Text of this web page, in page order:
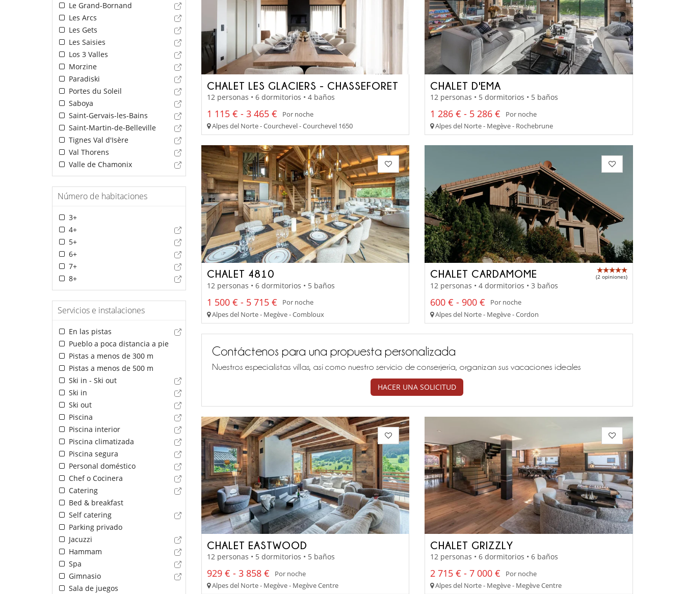
Le Grand-Bornand
Les Arcs
Les Gets
Les Saisies
Los 3 Valles
Morzine
Paradiski
Portes du Soleil
Saboya
Saint-Gervais-les-Bains
Saint-Martin-de-Belleville
Tignes Val d'Isère
Val Thorens
Valle de Chamonix
Número de habitaciones
3+
4+
5+
6+
7+
8+
Servicios e instalaciones
En las pistas
Pueblo a poca distancia a pie
Pistas a menos de 300 m
Pistas a menos de 500 m
Ski in - Ski out
Ski in
Ski out
Piscina
Piscina interior
Piscina climatizada
Piscina segura
Personal doméstico
Chef o Cocinera
Catering
Bed & breakfast
Self catering
Parking privado
Jacuzzi
Hammam
Spa
Gimnasio
Sala de juegos
CHALET LES GLACIERS - CHASSEFORET
12 personas • 6 dormitorios • 4 baños
1 115 € - 3 465 €
Por noche
Alpes del Norte - Courchevel - Courchevel 1650
CHALET D'EMA
12 personas • 5 dormitorios • 5 baños
1 286 € - 5 286 €
Por noche
Alpes del Norte - Megève - Rochebrune
CHALET 4810
12 personas • 6 dormitorios • 5 baños
1 500 € - 5 715 €
Por noche
Alpes del Norte - Megève - Combloux
CHALET CARDAMOME (2 opiniones)
12 personas • 4 dormitorios • 3 baños
600 € - 900 €
Por noche
Alpes del Norte - Megève - Cordon
Contáctenos para una propuesta personalizada
Nuestros especialistas villas, así como nuestro servicio de conserjería, organizan sus vacaciones ideales
HACER UNA SOLICITUD
CHALET EASTWOOD
12 personas • 5 dormitorios • 5 baños
929 € - 3 858 €
Por noche
Alpes del Norte - Megève - Megève Centre
CHALET GRIZZLY
12 personas • 6 dormitorios • 6 baños
2 715 € - 7 000 €
Por noche
Alpes del Norte - Megève - Megève Centre